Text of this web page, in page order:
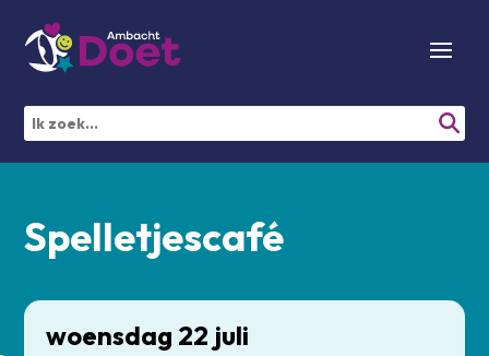
Spelletjescafé
woensdag 22 juli